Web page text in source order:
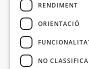
RENDIMENT
ORIENTACIÓ
NO